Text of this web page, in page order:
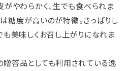
がやわらかく、生でも食べられま
は糖度が高いのが特徴。さっぱりし
も美味しくお召し上がりになれま
答品としても利用されている逸